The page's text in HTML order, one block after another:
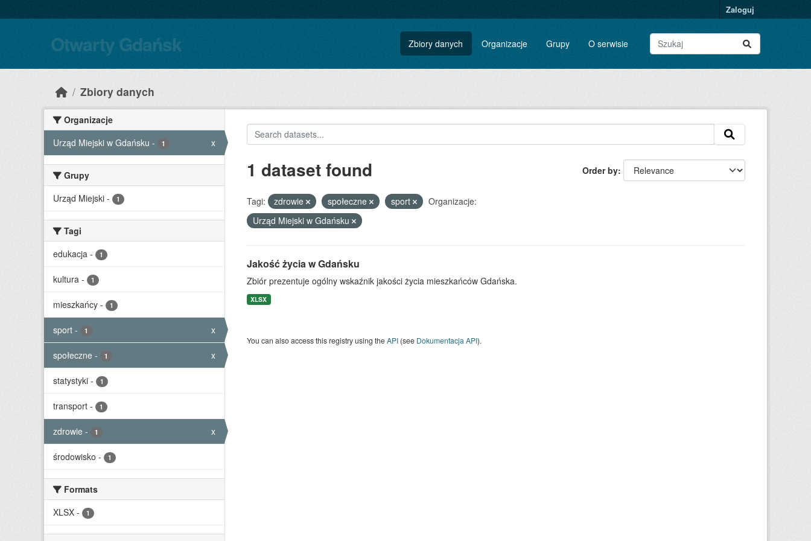
Zaloguj
Otwarty Gdańsk Zbiory danych Organizacje Grupy O serwisie
Zbiory danych
Organizacje
Urząd Miejski w Gdańsku - 1 x
Grupy
Urząd Miejski - 1
Tagi
edukacja - 1
kultura - 1
mieszkańcy - 1
sport - 1 x
społeczne - 1 x
statystyki - 1
transport - 1
zdrowie - 1 x
środowisko - 1
Formats
XLSX - 1
Order by
1 dataset found
Tagi: zdrowie społeczne sport
Organizacje:
Urząd Miejski w Gdańsku
Jakość życia w Gdańsku
Zbiór prezentuje ogólny wskaźnik jakości życia mieszkańców Gdańska.
XLSX
You can also access this registry using theAPI(see Dokumentacja API).